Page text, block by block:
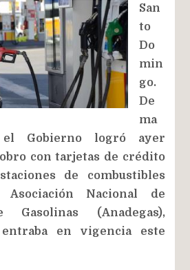
San
to
Do
min
go.
De
ma
Gobierno logró ayer
con tarjetas de crédito
de combustibles
Nacional de
Gasolinas (Anadegas),
en vigencia este